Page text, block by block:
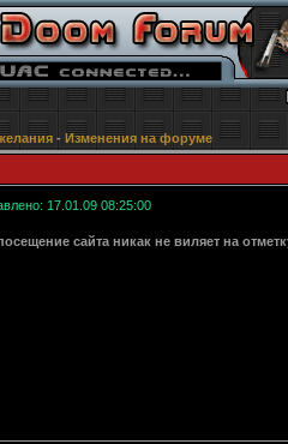
- Изменения на форуме
17.01.09 08:25:00
сайта никак не виляет на